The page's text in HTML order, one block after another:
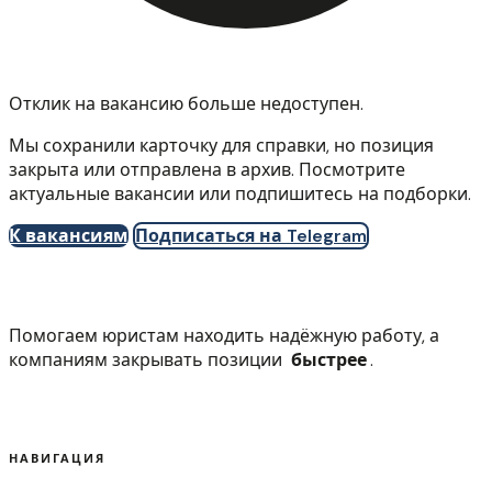
Отклик на вакансию больше недоступен.
Мы сохранили карточку для справки, но позиция
закрыта или отправлена в архив. Посмотрите
актуальные вакансии или подпишитесь на подборки.
К вакансиям Подписаться на Telegram
Помогаем юристам находить надёжную работу, а
компаниям закрывать позиции быстрее.
НАВИГАЦИЯ